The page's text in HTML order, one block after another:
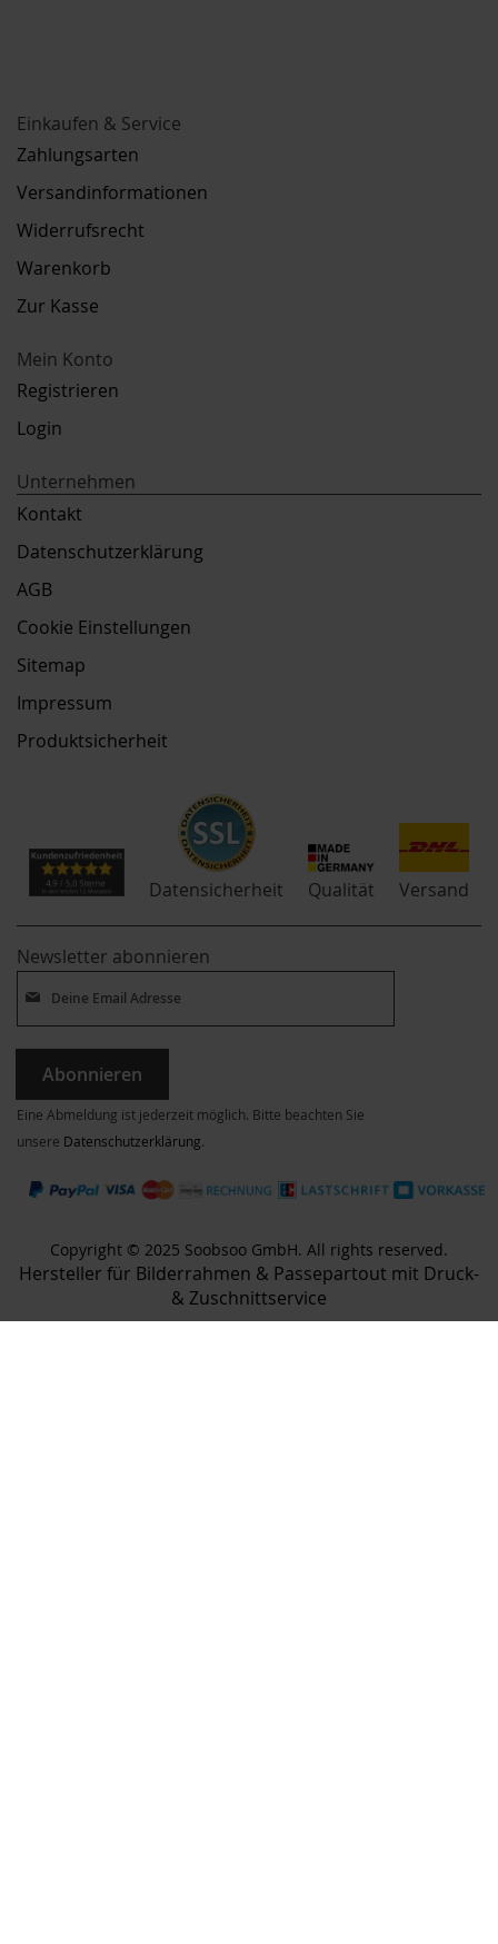
Einkaufen & Service
Zahlungsarten
Versandinformationen
Widerrufsrecht
Warenkorb
Zur Kasse
Mein Konto
Registrieren
Login
Unternehmen
Kontakt
Datenschutzerklärung
AGB
Cookie Einstellungen
Sitemap
Impressum
Produktsicherheit
Datensicherheit Qualität Versand
Newsletter abonnieren
Abonnieren
Eine Abmeldung ist jederzeit möglich. Bitte beachten Sie
unsere Datenschutzerklärung.
Copyright © 2025 Soobsoo GmbH. All rights reserved.
Hersteller für Bilderrahmen & Passepartout mit Druck-
& Zuschnittservice